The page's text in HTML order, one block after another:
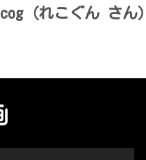
（れこぐん さん）